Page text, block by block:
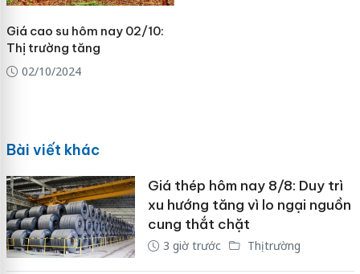
Giá cao su hôm nay 02/10:
Thị trường tăng
02/10/2024
Bài viết khác
Giá thép hôm nay 8/8: Duy trì
xu hướng tăng vì lo ngại nguồn
cung thắt chặt
3 giờ trước Thị trường